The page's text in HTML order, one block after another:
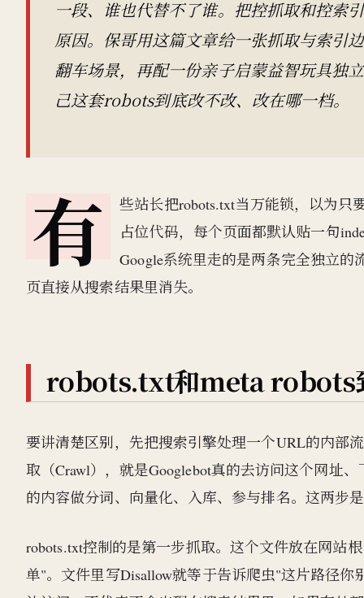
一段、谁也代替不了谁。把控抓取和控索
原因。保哥用这篇文章给一张抓取与索引
翻车场景，再配一份亲子启蒙益智玩具独
己这套robots到底改不改、改在哪一档。
有
些站长把robots.txt当万能锁，以为只
占位代码，每个页面都默认贴一句
Google系统里走的是两条完全独立
页直接从搜索结果里消失。
robots.txt和meta robots
要讲清楚区别，先把搜索引擎处理一个URL的内部
取（Crawl），就是Googlebot真的去访问这个网址
的内容做分词、向量化、入库、参与排名。这两步
robots.txt控制的是第一步抓取。这个文件放在网站
单"。文件里写Disallow就等于告诉爬虫"这片路径